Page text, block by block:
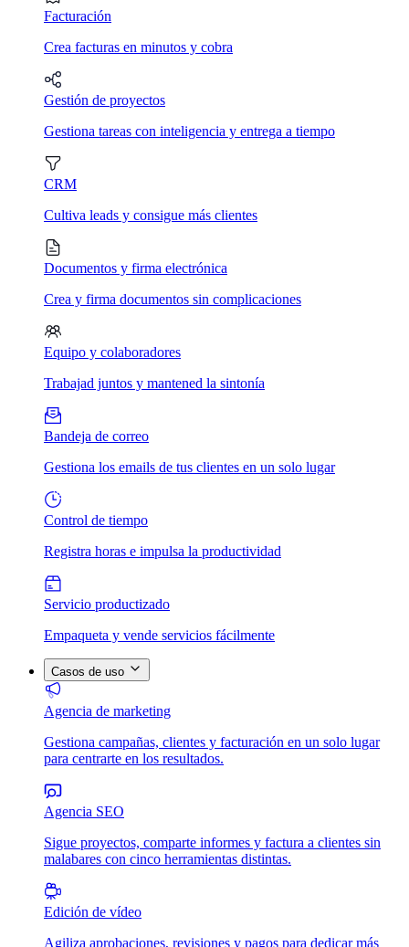
Facturación
Crea facturas en minutos y cobra
Gestión de proyectos
Gestiona tareas con inteligencia y entrega a tiempo
CRM
Cultiva leads y consigue más clientes
Documentos y firma electrónica
Crea y firma documentos sin complicaciones
Equipo y colaboradores
Trabajad juntos y mantened la sintonía
Bandeja de correo
Gestiona los emails de tus clientes en un solo lugar
Control de tiempo
Registra horas e impulsa la productividad
Servicio productizado
Empaqueta y vende servicios fácilmente
Casos de uso
Agencia de marketing
Gestiona campañas, clientes y facturación en un solo lugar
para centrarte en los resultados.
Agencia SEO
Sigue proyectos, comparte informes y factura a clientes sin
malabares con cinco herramientas distintas.
Edición de vídeo
Agiliza aprobaciones, revisiones y pagos para dedicar más